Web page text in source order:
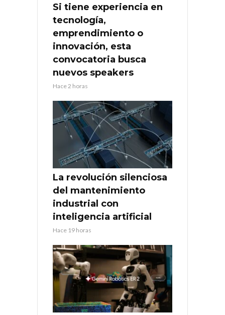
Si tiene experiencia en
tecnología,
emprendimiento o
innovación, esta
convocatoria busca
nuevos speakers
Hace 2 horas
La revolución silenciosa
del mantenimiento
industrial con
inteligencia artificial
Hace 19 horas